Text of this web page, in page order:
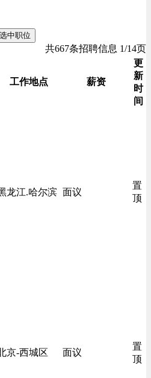
中职位
共667条招聘信息 1/14页
工作地点 薪资
更
新
时
间
龙江.哈尔滨 面议
置
顶
京-西城区 面议
置
顶